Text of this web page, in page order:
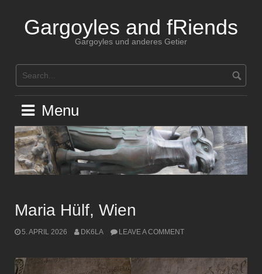
contentGargoyles and fRiends
Gargoyles und anderes Getier
Menu
Maria Hülf, Wien
5. APRIL 2026 DK6LA LEAVE A COMMENT